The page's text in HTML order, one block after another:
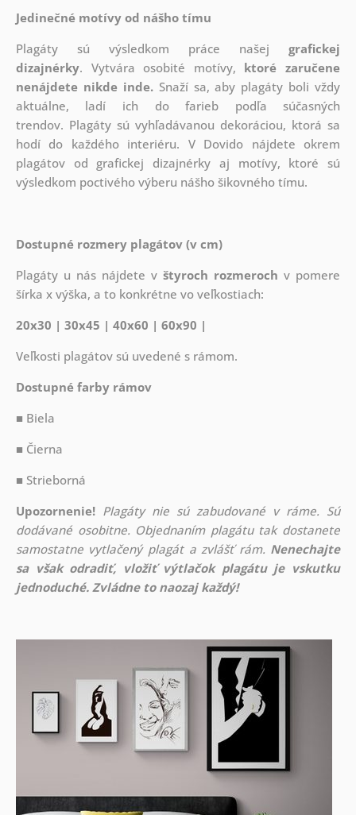
Jedinečné motívy od nášho tímu
Plagáty sú výsledkom práce našejgrafickej
dizajnérky. Vytvára osobité motívy, ktoré zaručene
nenájdete nikde inde.Snaží sa, aby plagáty boli vždy
aktuálne, ladí ich do farieb podľa súčasných
trendov. Plagáty sú vyhľadávanou dekoráciou, ktorá sa
hodí do každého interiéru. V Dovido nájdete okrem
plagátov od grafickej dizajnérky aj motívy, ktoré sú
výsledkom poctivého výberu nášho šikovného tímu.
Dostupné rozmery plagátov (v cm)
Plagáty u nás nájdete vštyroch rozmeroch v pomere
šírka x výška, a to konkrétne vo veľkostiach:
20x30 | 30x45 | 40x60 | 60x90 |
Veľkosti plagátov sú uvedené s rámom.
Dostupné farby rámov
■ Biela
■ Čierna
■ Strieborná
Upozornenie! Plagáty nie sú zabudované v ráme. Sú
dodávané osobitne. Objednaním plagátu tak dostanete
samostatne vytlačený plagát a zvlášť rám. Nenechajte
sa však odradiť, vložiť výtlačok plagátu je vskutku
jednoduché. Zvládne to naozaj každý!